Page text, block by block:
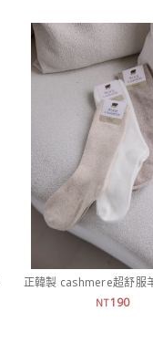
正韓製 cashmere超舒服
NT190